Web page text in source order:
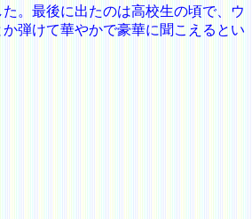
。最後に出たのは高校生の頃で、ウ
弾けて華やかで豪華に聞こえるとい